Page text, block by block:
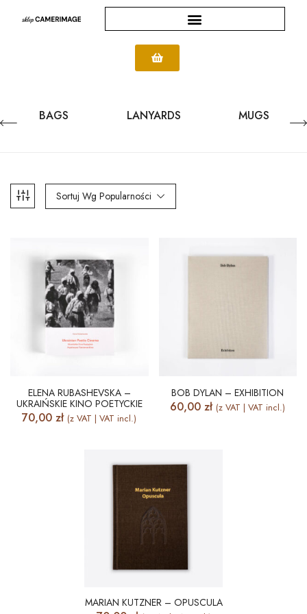
BAGS LANYARDS MUGS
Sortuj Wg Popularności
ELENA RUBASHEVSKA –
UKRAIŃSKIE KINO POETYCKIE
70,00zł (z VAT | VAT incl.)
BOB DYLAN – EXHIBITION
60,00zł (z VAT | VAT incl.)
MARIAN KUTZNER – OPUSCULA